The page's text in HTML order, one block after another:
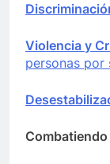
Violencia y
personas por